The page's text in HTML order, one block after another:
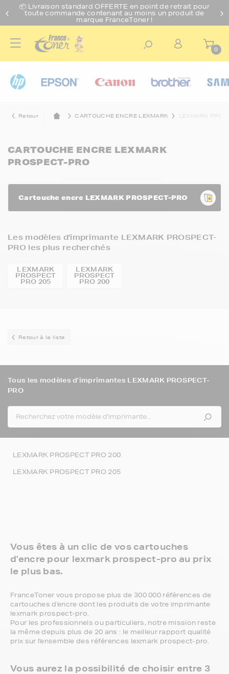
📦 Livraison standard OFFERTE en point de retrait pour
toute commande contenant au moins un produit de
marque FranceToner !
0
Retour CARTOUCHE ENCRE LEXMARK LEXMARK
CARTOUCHE ENCRE LEXMARK
PROSPECT-PRO
Cartouche encre LEXMARK PROSPECT-PRO
Les modèles d'imprimante LEXMARK PROSPECT-
PRO les plus recherchés
LEXMARK
PROSPECT
PRO 205
LEXMARK
PROSPECT
PRO 200
Retour à la liste
Tous les modèles d'imprimantes LEXMARK PROSPECT-
PRO
LEXMARK PROSPECT PRO 200
LEXMARK PROSPECT PRO 205
Vous êtes à un clic de vos cartouches
d'encre pour lexmark prospect-pro au prix
le plus bas.
FranceToner vous propose plus de 300 000 références de
cartouches d'encre dont les produits de votre imprimante
lexmark prospect-pro.
Pour les professionnels ou particuliers, notre mission reste
la même depuis plus de 20 ans : le meilleur rapport qualité
prix sur l'ensemble des références lexmark prospect-pro.
Vous aurez la possibilité de choisir entre 3